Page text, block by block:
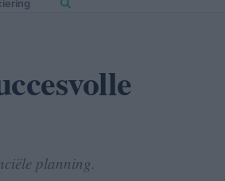
planning.